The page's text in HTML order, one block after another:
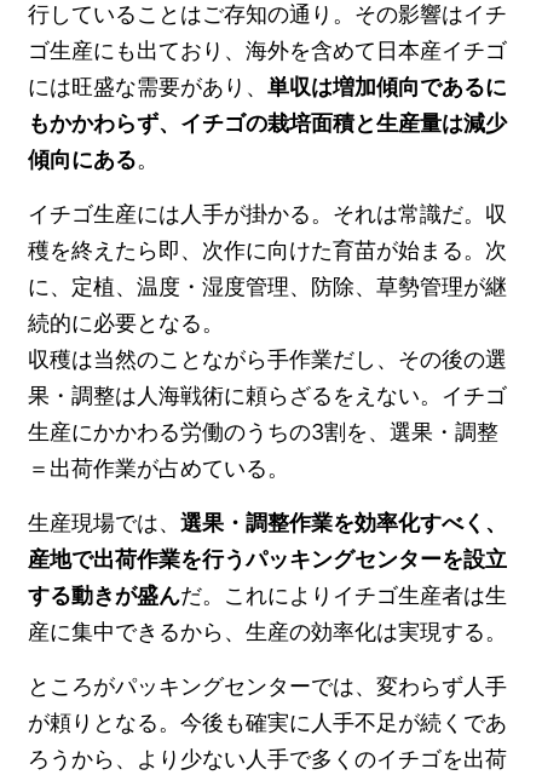
行していることはご存知の通り。その影響はイチ
ゴ生産にも出ており、海外を含めて日本産イチゴ
には旺盛な需要があり、単収は増加傾向であるに
もかかわらず、イチゴの栽培面積と生産量は減少
傾向にある。
イチゴ生産には人手が掛かる。それは常識だ。収
穫を終えたら即、次作に向けた育苗が始まる。次
に、定植、温度・湿度管理、防除、草勢管理が継
続的に必要となる。
収穫は当然のことながら手作業だし、その後の選
果・調整は人海戦術に頼らざるをえない。イチゴ
生産にかかわる労働のうちの3割を、選果・調整
＝出荷作業が占めている。
生産現場では、選果・調整作業を効率化すべく、
産地で出荷作業を行うパッキングセンターを設立
する動きが盛んだ。これによりイチゴ生産者は生
産に集中できるから、生産の効率化は実現する。
ところがパッキングセンターでは、変わらず人手
が頼りとなる。今後も確実に人手不足が続くであ
ろうから、より少ない人手で多くのイチゴを出荷